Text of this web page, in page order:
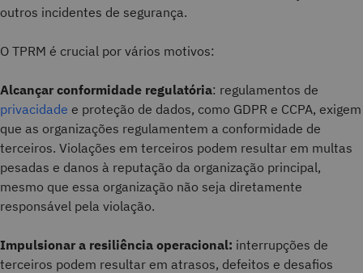
outros incidentes de segurança.
O TPRM é crucial por vários motivos:
Alcançar conformidade regulatória: regulamentos de
privacidade e proteção de dados, como GDPR e CCPA, exigem
que as organizações regulamentem a conformidade de
terceiros. Violações em terceiros podem resultar em multas
pesadas e danos à reputação da organização principal,
mesmo que essa organização não seja diretamente
responsável pela violação.
Impulsionar a resiliência operacional: interrupções de
terceiros podem resultar em atrasos, defeitos e desafios